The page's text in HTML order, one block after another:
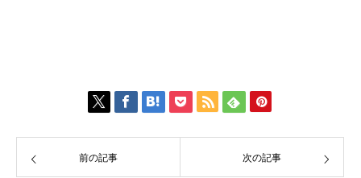
前の記事 次の記事